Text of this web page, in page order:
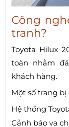
Công
tranh?
Toyota Hilux
toàn nhằm
khách hàng.
Một số trang
Hệ thống
Cảnh báo va